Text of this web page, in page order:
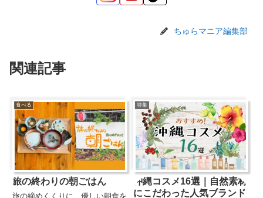
ちゅらマニア編集部
関連記事
食べる
旅の終わりの朝ごはん
旅の締めくくりに、優しい朝食を
特集
沖縄コスメ16選｜自然素材
にこだわった人気ブランド